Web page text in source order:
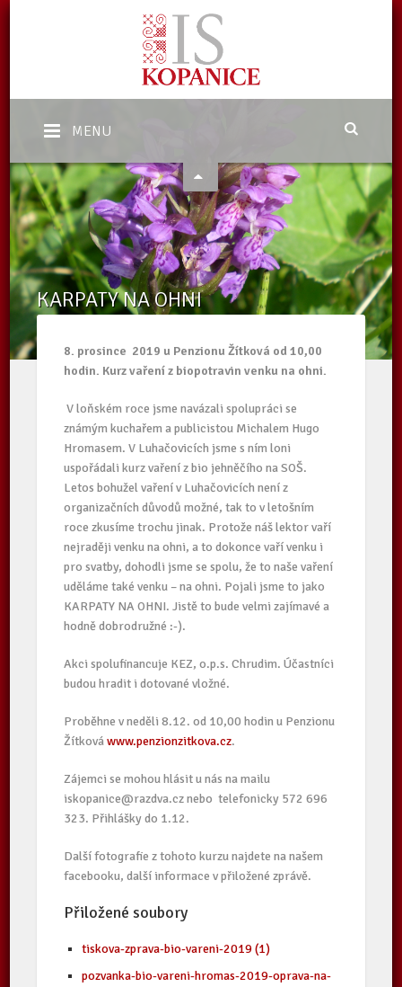
MENU
KARPATY NA OHNI
8. prosince 2019 u Penzionu Žítková od 10,00
hodin. Kurz vaření z biopotravin venku na ohni.
V loňském roce jsme navázali spolupráci se
známým kuchařem a publicistou Michalem Hugo
Hromasem. V Luhačovicích jsme s ním loni
uspořádali kurz vaření z bio jehněčího na SOŠ.
Letos bohužel vaření v Luhačovicích není z
organizačních důvodů možné, tak to v letošním
roce zkusíme trochu jinak. Protože náš lektor vaří
nejraději venku na ohni, a to dokonce vaří venku i
pro svatby, dohodli jsme se spolu, že to naše vaření
uděláme také venku – na ohni. Pojali jsme to jako
KARPATY NA OHNI. Jistě to bude velmi zajímavé a
hodně dobrodružné :-).
Akci spolufinancuje KEZ, o.p.s. Chrudim. Účastníci
budou hradit i dotované vložné.
Proběhne v neděli 8.12. od 10,00 hodin u Penzionu
Žítkováwww.penzionzitkova.cz.
Zájemci se mohou hlásit u nás na mailu
iskopanice@razdva.cz nebo telefonicky 572 696
323. Přihlášky do 1.12.
Další fotografie z tohoto kurzu najdete na našem
facebooku, další informace v přiložené zprávě.
Přiložené soubory
tiskova-zprava-bio-vareni-2019 (1)
pozvanka-bio-vareni-hromas-2019-oprava-na-